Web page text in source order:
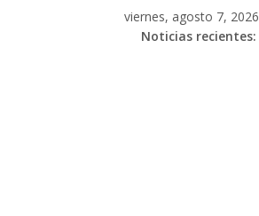
viernes, agosto 7, 2026
Noticias recientes: